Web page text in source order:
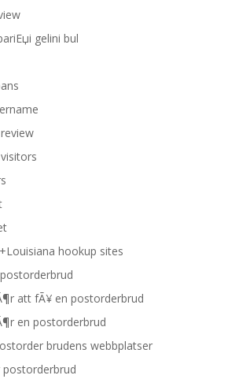
gelini bul
hookup sites
att fÃ¥ en postorderbrud
en postorderbrud
brudens webbplatser